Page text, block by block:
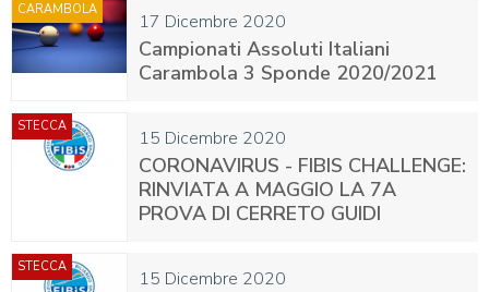
17 Dicembre 2020
CARAMBOLA
Campionati Assoluti Italiani
Carambola 3 Sponde 2020/2021
15 Dicembre 2020
STECCA
CORONAVIRUS - FIBIS CHALLENGE:
RINVIATA A MAGGIO LA 7A
PROVA DI CERRETO GUIDI
15 Dicembre 2020
STECCA